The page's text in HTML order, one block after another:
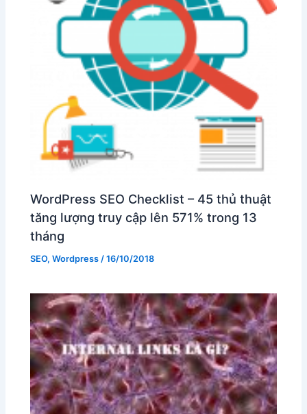
WordPress SEO Checklist – 45 thủ thuật
tăng lượng truy cập lên 571% trong 13
tháng
SEO,Wordpress /16/10/2018